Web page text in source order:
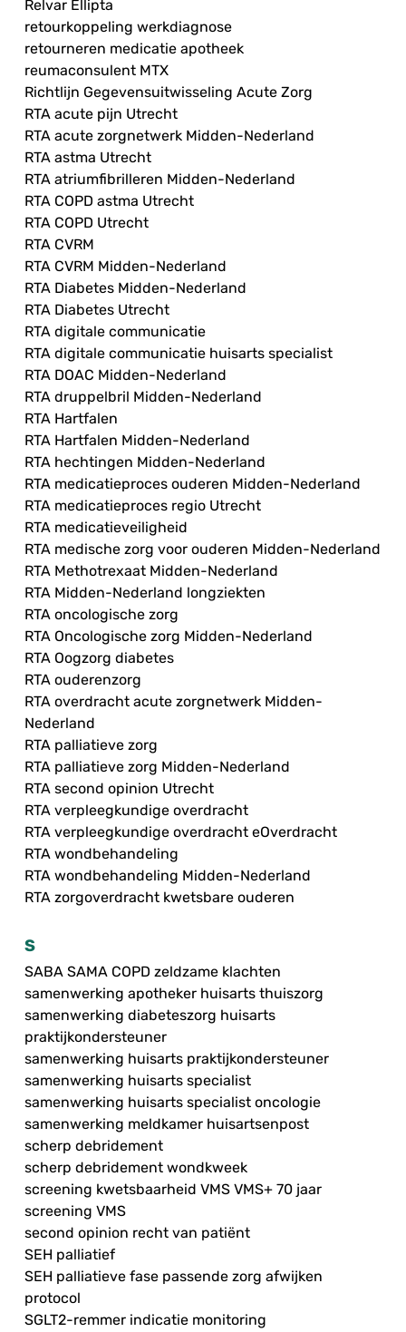
Relvar Ellipta
retourkoppeling werkdiagnose
retourneren medicatie apotheek
reumaconsulent MTX
Richtlijn Gegevensuitwisseling Acute Zorg
RTA acute pijn Utrecht
RTA acute zorgnetwerk Midden-Nederland
RTA astma Utrecht
RTA atriumfibrilleren Midden-Nederland
RTA COPD astma Utrecht
RTA COPD Utrecht
RTA CVRM
RTA CVRM Midden-Nederland
RTA Diabetes Midden-Nederland
RTA Diabetes Utrecht
RTA digitale communicatie
RTA digitale communicatie huisarts specialist
RTA DOAC Midden-Nederland
RTA druppelbril Midden-Nederland
RTA Hartfalen
RTA Hartfalen Midden-Nederland
RTA hechtingen Midden-Nederland
RTA medicatieproces ouderen Midden-Nederland
RTA medicatieproces regio Utrecht
RTA medicatieveiligheid
RTA medische zorg voor ouderen Midden-Nederland
RTA Methotrexaat Midden-Nederland
RTA Midden-Nederland longziekten
RTA oncologische zorg
RTA Oncologische zorg Midden-Nederland
RTA Oogzorg diabetes
RTA ouderenzorg
RTA overdracht acute zorgnetwerk Midden-
Nederland
RTA palliatieve zorg
RTA palliatieve zorg Midden-Nederland
RTA second opinion Utrecht
RTA verpleegkundige overdracht
RTA verpleegkundige overdracht eOverdracht
RTA wondbehandeling
RTA wondbehandeling Midden-Nederland
RTA zorgoverdracht kwetsbare ouderen
S
SABA SAMA COPD zeldzame klachten
samenwerking apotheker huisarts thuiszorg
samenwerking diabeteszorg huisarts
praktijkondersteuner
samenwerking huisarts praktijkondersteuner
samenwerking huisarts specialist
samenwerking huisarts specialist oncologie
samenwerking meldkamer huisartsenpost
scherp debridement
scherp debridement wondkweek
screening kwetsbaarheid VMS VMS+ 70 jaar
screening VMS
second opinion recht van patiënt
SEH palliatief
SEH palliatieve fase passende zorg afwijken
protocol
SGLT2-remmer indicatie monitoring